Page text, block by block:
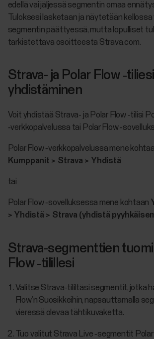
edellä vai jäljessä segmentin omaa
Tuloksesi lasketaan ja näytetään
segmentin päättyessä, mutta lopulliset
tarkistettava osoitteesta Strava.com.
Strava- ja Polar Flow ‑tiliesi
yhdistäminen
Voit yhdistää Strava- ja Polar Flow ‑tilisi
‑verkkopalvelussa tai Polar Flow
Polar Flow ‑verkkopalvelussa mene
Kumppanit > Strava > Yhdistä
tai
Polar Flow ‑sovelluksessa mene kohtaan
> Yhdistä > Strava (yhdistä
Strava-segmenttien
Flow ‑tilillesi
Valitse Strava-tililtäsi segmentit, jotka
Flow’n Suosikkeihin, napsauttamalla
vieressä olevaa tähtikuvaketta.
Tuo valitut Strava Live ‑segmentit Polar